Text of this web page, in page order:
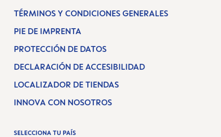
TÉRMINOS Y CONDICIONES GENERALES
PIE DE IMPRENTA
PROTECCIÓN DE DATOS
DECLARACIÓN DE ACCESIBILIDAD
LOCALIZADOR DE TIENDAS
INNOVA CON NOSOTROS
SELECCIONA TU PAÍS